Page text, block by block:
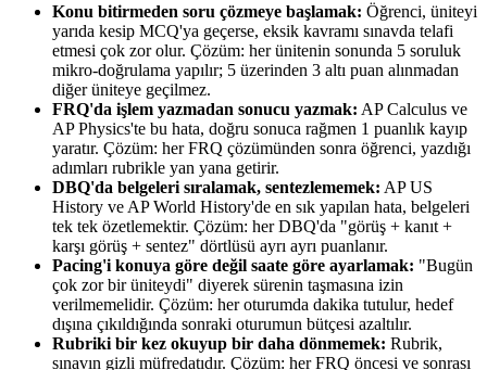
Konu bitirmeden soru çözmeye başlamak: Öğrenci, üniteyi
yarıda kesip MCQ'ya geçerse, eksik kavramı sınavda telafi
etmesi çok zor olur. Çözüm: her ünitenin sonunda 5 soruluk
mikro-doğrulama yapılır; 5 üzerinden 3 altı puan alınmadan
diğer üniteye geçilmez.
FRQ'da işlem yazmadan sonucu yazmak: AP Calculus ve
AP Physics'te bu hata, doğru sonuca rağmen 1 puanlık kayıp
yaratır. Çözüm: her FRQ çözümünden sonra öğrenci, yazdığı
adımları rubrikle yan yana getirir.
DBQ'da belgeleri sıralamak, sentezlememek: AP US
History ve AP World History'de en sık yapılan hata, belgeleri
tek tek özetlemektir. Çözüm: her DBQ'da "görüş + kanıt +
karşı görüş + sentez" dörtlüsü ayrı ayrı puanlanır.
Pacing'i konuya göre değil saate göre ayarlamak: "Bugün
çok zor bir üniteydi" diyerek sürenin taşmasına izin
verilmemelidir. Çözüm: her oturumda dakika tutulur, hedef
dışına çıkıldığında sonraki oturumun bütçesi azaltılır.
Rubriki bir kez okuyup bir daha dönmemek: Rubrik,
sınavın gizli müfredatıdır. Çözüm: her FRQ öncesi ve sonrası